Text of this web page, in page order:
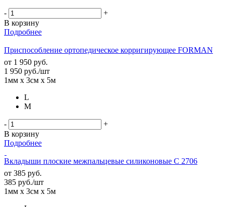
-
+
В корзину
Подробнее
Приспособление ортопедическое корригирующее FORMAN
от 1 950 руб.
1 950 руб./шт
1мм х 3см х 5м
L
M
-
+
В корзину
Подробнее
Вкладыши плоские межпальцевые силиконовые C 2706
от 385 руб.
385 руб./шт
1мм х 3см х 5м